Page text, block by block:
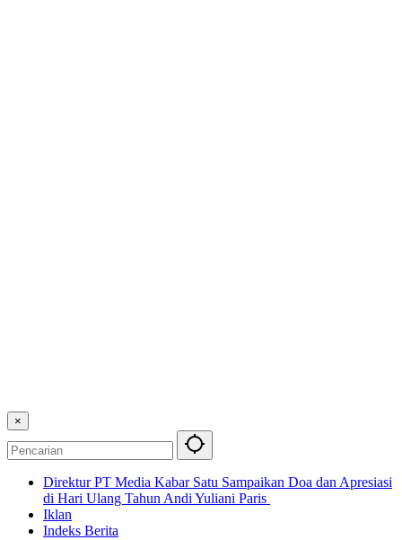
×
Direktur PT Media Kabar Satu Sampaikan Doa dan Apresiasi
di Hari Ulang Tahun Andi Yuliani Paris
Iklan
Indeks Berita